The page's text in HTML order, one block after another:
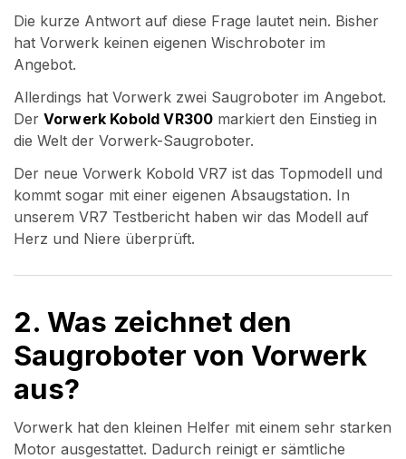
Die kurze Antwort auf diese Frage lautet nein. Bisher
hat Vorwerk keinen eigenen Wischroboter im
Angebot.
Allerdings hat Vorwerk zwei Saugroboter im Angebot.
Der Vorwerk Kobold VR300 markiert den Einstieg in
die Welt der Vorwerk-Saugroboter.
Der neue Vorwerk Kobold VR7 ist das Topmodell und
kommt sogar mit einer eigenen Absaugstation. In
unserem VR7 Testbericht haben wir das Modell auf
Herz und Niere überprüft.
2. Was zeichnet den
Saugroboter von Vorwerk
aus?
Vorwerk hat den kleinen Helfer mit einem sehr starken
Motor ausgestattet. Dadurch reinigt er sämtliche